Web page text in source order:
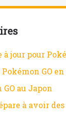
jour pour
GO en
au Japon
à avoir